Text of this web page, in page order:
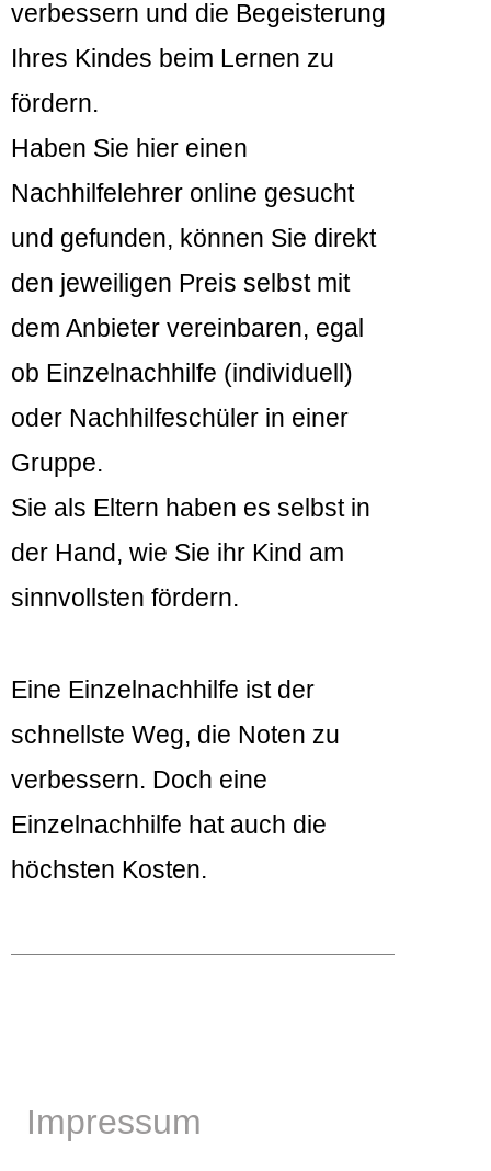
verbessern und die Begeisterung
Ihres Kindes beim Lernen zu
fördern.
Haben Sie hier einen
Nachhilfelehrer online gesucht
und gefunden, können Sie direkt
den jeweiligen Preis selbst mit
dem Anbieter vereinbaren, egal
ob Einzelnachhilfe (individuell)
oder Nachhilfeschüler in einer
Gruppe.
Sie als Eltern haben es selbst in
der Hand, wie Sie ihr Kind am
sinnvollsten fördern.
Eine Einzelnachhilfe ist der
schnellste Weg, die Noten zu
verbessern. Doch eine
Einzelnachhilfe hat auch die
höchsten Kosten.
Impressum